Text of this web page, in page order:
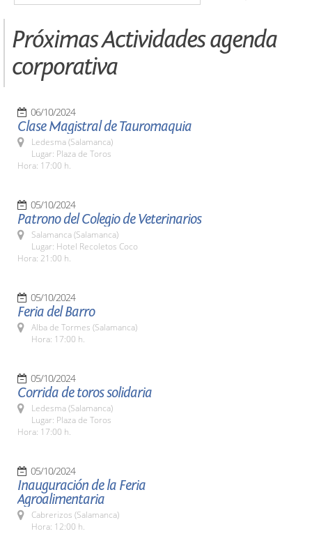
Próximas Actividades agenda
corporativa
06/10/2024
Clase Magistral de Tauromaquia
Ledesma (Salamanca)
Lugar: Plaza de Toros
Hora: 17:00 h.
05/10/2024
Patrono del Colegio de Veterinarios
Salamanca (Salamanca)
Lugar: Hotel Recoletos Coco
Hora: 21:00 h.
05/10/2024
Feria del Barro
Alba de Tormes (Salamanca)
Hora: 17:00 h.
05/10/2024
Corrida de toros solidaria
Ledesma (Salamanca)
Lugar: Plaza de Toros
Hora: 17:00 h.
05/10/2024
Inauguración de la Feria
Agroalimentaria
Cabrerizos (Salamanca)
Hora: 12:00 h.